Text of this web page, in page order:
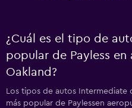
¿Cuál es el tipo de
popular de Payless
Oakland?
Los tipos de autos Intermediate
más popular de Paylessen